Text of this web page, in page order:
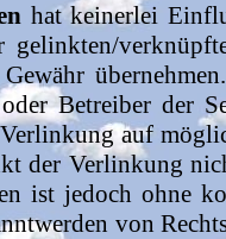
hat keinerlei
Betreiber der
auf
der Verlinkung
ist jedoch ohne
von